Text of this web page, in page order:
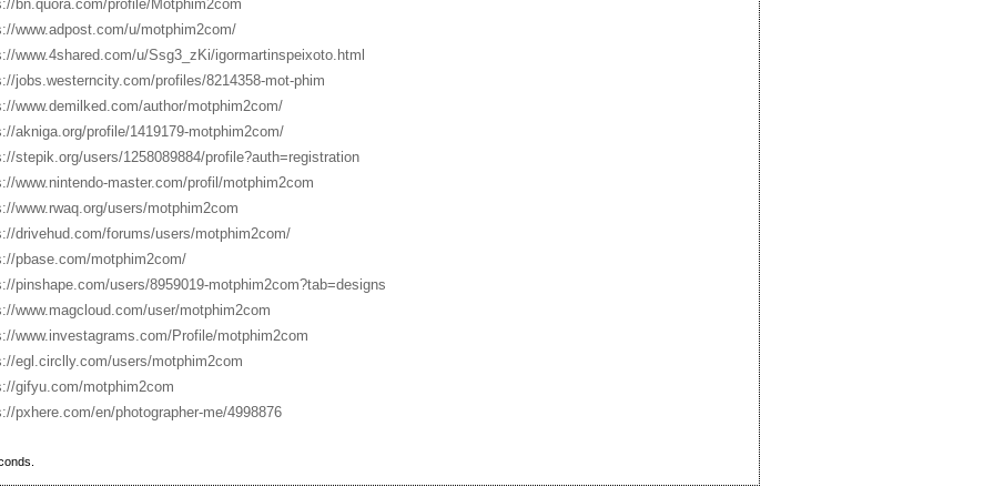
bn.quora.com/profile/Motphim2com
www.adpost.com/u/motphim2com/
www.4shared.com/u/Ssg3_zKi/igormartinspeixoto.html
jobs.westerncity.com/profiles/8214358-mot-phim
www.demilked.com/author/motphim2com/
akniga.org/profile/1419179-motphim2com/
stepik.org/users/1258089884/profile?auth=registration
www.nintendo-master.com/profil/motphim2com
www.rwaq.org/users/motphim2com
drivehud.com/forums/users/motphim2com/
pbase.com/motphim2com/
pinshape.com/users/8959019-motphim2com?tab=designs
www.magcloud.com/user/motphim2com
www.investagrams.com/Profile/motphim2com
egl.circlly.com/users/motphim2com
gifyu.com/motphim2com
pxhere.com/en/photographer-me/4998876